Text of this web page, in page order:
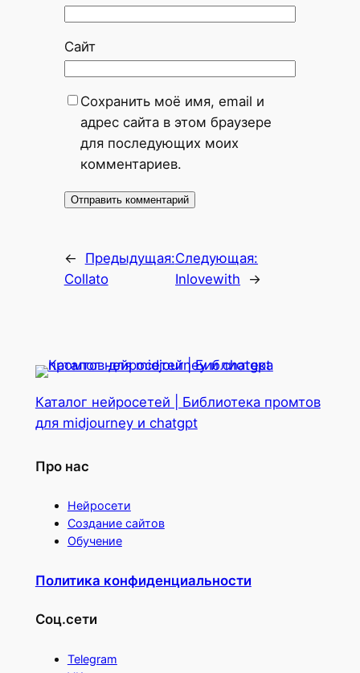
Сайт
Сохранить моё имя, email и
адрес сайта в этом браузере
для последующих моих
комментариев.
←
Предыдущая:
Collato
Следующая:
Inlovewith
→
Каталог нейросетей | Библиотека промтов
для midjourney и chatgpt
Про нас
Нейросети
Создание сайтов
Обучение
Политика конфиденциальности
Соц.сети
Telegram